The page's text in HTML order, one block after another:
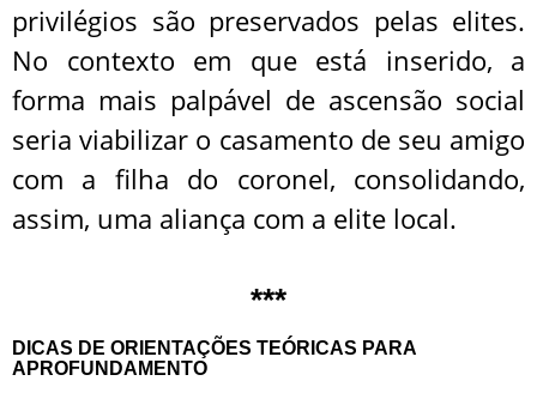
privilégios são preservados pelas elites.
No contexto em que está inserido, a
forma mais palpável de ascensão social
seria viabilizar o casamento de seu amigo
com a filha do coronel, consolidando,
assim, uma aliança com a elite local.
***
DICAS DE ORIENTAÇÕES TEÓRICAS PARA
APROFUNDAMENTO